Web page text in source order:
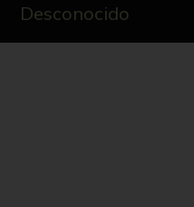
Desconocido